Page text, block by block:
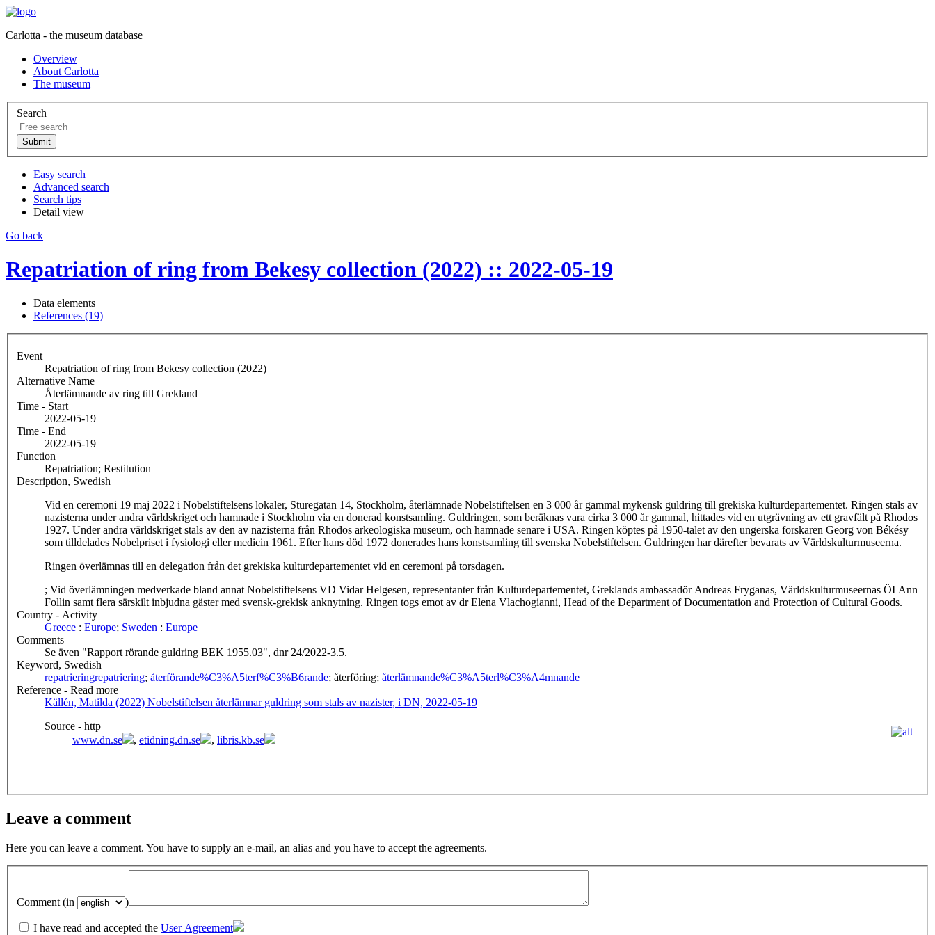
Carlotta - the museum database
Overview
About Carlotta
The museum
Search
Easy search
Advanced search
Search tips
Detail view
Go back
Repatriation of ring from Bekesy collection (2022) :: 2022-05-19
Data elements
References (19)
Event
Repatriation of ring from Bekesy collection (2022)
Alternative Name
Återlämnande av ring till Grekland
Time - Start
2022-05-19
Time - End
2022-05-19
Function
Repatriation; Restitution
Description, Swedish
Vid en ceremoni 19 maj 2022 i Nobelstiftelsens lokaler, Sturegatan 14, Stockholm, återlämnade Nobelstiftelsen en 3 000 år gammal mykensk guldring till grekiska kulturdepartementet. Ringen stals av
nazisterna under andra världskriget och hamnade i Stockholm via en donerad konstsamling. Guldringen, som beräknas vara cirka 3 000 år gammal, hittades vid en utgrävning av ett gravfält på Rhodos
1927. Under andra världskriget stals av den av nazisterna från Rhodos arkeologiska museum, och hamnade senare i USA. Ringen köptes på 1950-talet av den ungerska forskaren Georg von Békésy
som tilldelades Nobelpriset i fysiologi eller medicin 1961. Efter hans död 1972 donerades hans konstsamling till svenska Nobelstiftelsen. Guldringen har därefter bevarats av Världskulturmuseerna.
Ringen överlämnas till en delegation från det grekiska kulturdepartementet vid en ceremoni på torsdagen.
; Vid överlämningen medverkade bland annat Nobelstiftelsens VD Vidar Helgesen, representanter från Kulturdepartementet, Greklands ambassadör Andreas Fryganas, Världskulturmuseernas ÖI Ann
Follin samt flera särskilt inbjudna gäster med svensk-grekisk anknytning. Ringen togs emot av dr Elena Vlachogianni, Head of the Department of Documentation and Protection of Cultural Goods.
Country - Activity
Greece : Europe; Sweden : Europe
Comments
Se även "Rapport rörande guldring BEK 1955.03", dnr 24/2022-3.5.
Keyword, Swedish
repatrieringrepatriering; återförande%C3%A5terf%C3%B6rande; återföring; återlämnande%C3%A5terl%C3%A4mnande
Reference - Read more
Källén, Matilda (2022) Nobelstiftelsen återlämnar guldring som stals av nazister, i DN, 2022-05-19
Source - http
www.dn.se
, etidning.dn.se , libris.kb.se
Leave a comment
Here you can leave a comment. You have to supply an e-mail, an alias and you have to accept the agreements.
Comment (in )
I have read and accepted the User Agreement